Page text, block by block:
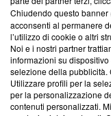
Su di noi
Team editoriale
Corporate
Redazione
Informativa Privacy
Chiudendo questo
acconsenti al permanere
l’utilizzo di cookie o altri
Noi e i nostri partner
informazioni su
selezione della pubblicità.
Utilizzare profili per la
per la personalizzazione
contenuti personalizzati.